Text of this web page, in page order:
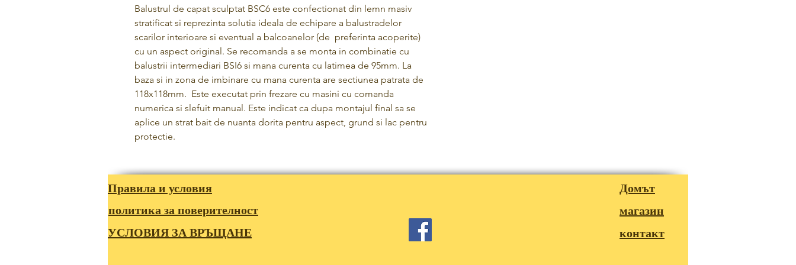
Balustrul de capat sculptat BSC6 este confectionat din lemn masiv
stratificat si reprezinta solutia ideala de echipare a balustradelor
scarilor interioare si eventual a balcoanelor (de preferinta acoperite)
cu un aspect original. Se recomanda a se monta in combinatie cu
balustrii intermediari BSI6 si mana curenta cu latimea de 95mm. La
baza si in zona de imbinare cu mana curenta are sectiunea patrata de
118x118mm. Este executat prin frezare cu masini cu comanda
numerica si slefuit manual. Este indicat ca dupa montajul final sa se
aplice un strat bait de nuanta dorita pentru aspect, grund si lac pentru
protectie.
Правила и условия
политика за поверителност
УСЛОВИЯ ЗА ВРЪЩАНЕ
Домът
магазин
контакт